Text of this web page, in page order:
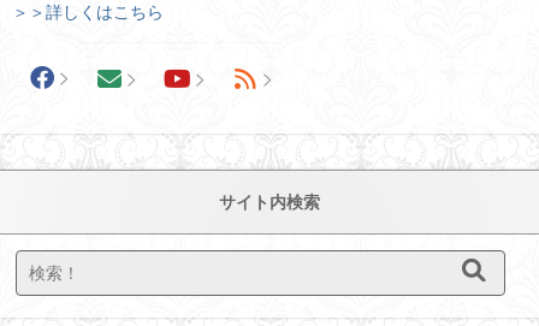
＞＞詳しくはこちら
サイト内検索